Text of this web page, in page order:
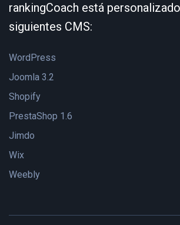
rankingCoach está
siguientes CMS:
WordPress
Joomla 3.2
Shopify
PrestaShop 1.6
Jimdo
Wix
Weebly